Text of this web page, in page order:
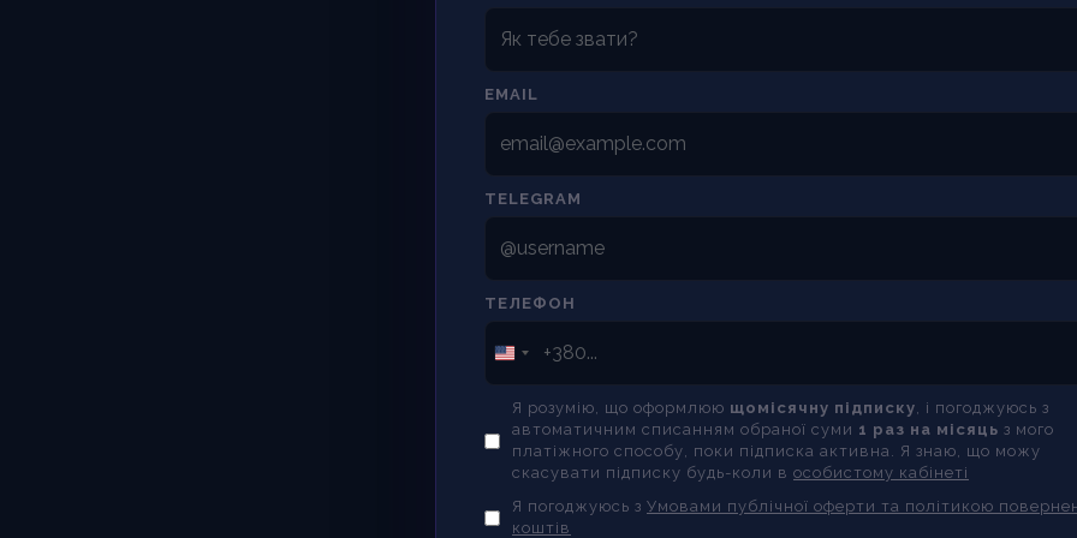
EMAIL
TELEGRAM
ТЕЛЕФОН
Я розумію, що оформлюю щомісячну підписку, і погоджуюсь з
автоматичним списанням обраної суми 1 раз на місяць з мого
платіжного способу, поки підписка активна. Я знаю, що можу
скасувати підписку будь-коли в особистому кабінеті
Я погоджуюсь з Умовами публічної оферти та політикою
коштів